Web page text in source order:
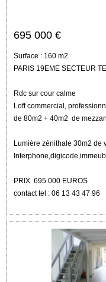
695 000 €
Surface : 160m2
PARIS 19EME SECTEUR
Rdc sur cour calme
Loft commercial,
de 80m2 + 40m2 de
Lumière zénithale 30m2 de
PRIX 695 000 EUROS
contact tel : 06 13 43 47 96